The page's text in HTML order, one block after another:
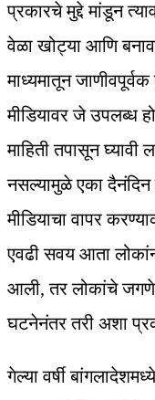
प्रकारचे मुद्दे मांडून
वेळा खोट्या आणि
माध्यमातून
मीडियावर जे उपलब्ध
माहिती तपासून
नसल्यामुळे एका दैनंदिन
मीडियाचा वापर
एवढी सवय आता
आली, तर लोकांचे जगणे
घटनेनंतर तरी अशा
गेल्या वर्षी